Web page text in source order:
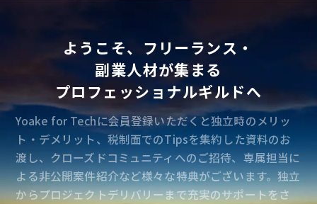
ようこそ、フリーランス・
副業人材が集まる
プロフェッショナルギルドへ
Yoake for Techに会員登録いただくと独立時のメリッ
ト・デメリット、税制面でのTipsを集約した資料のお
渡し、クローズドコミュニティへのご招待、専属担当に
よる非公開案件紹介など様々な特典がございます。独立
からプロジェクトデリバリーまで充実のサポートをさ